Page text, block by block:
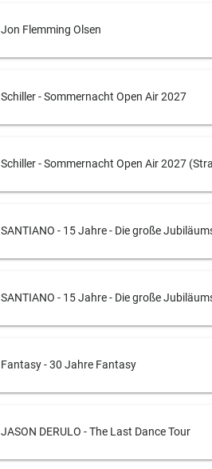
Jon Flemming Olsen
Schiller - Sommernacht Open Air 2027
Schiller - Sommernacht Open Air 2027
SANTIANO - 15 Jahre - Die große
SANTIANO - 15 Jahre - Die große
Fantasy - 30 Jahre Fantasy
JASON DERULO - The Last Dance Tour